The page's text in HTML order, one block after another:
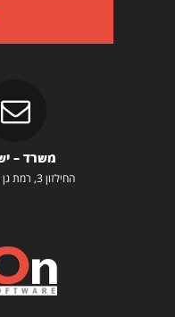
משרד –
החילזון 3, רמת גן 5252267